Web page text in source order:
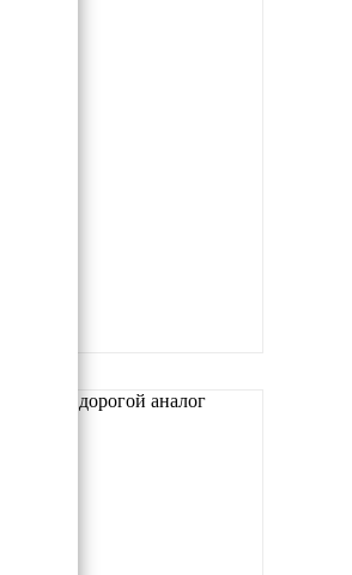
Самый дорогой аналог